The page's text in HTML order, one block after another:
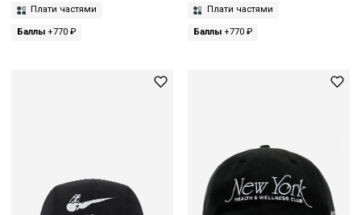
Плати частями
Баллы +770 ₽
Плати частями
Баллы+770 ₽